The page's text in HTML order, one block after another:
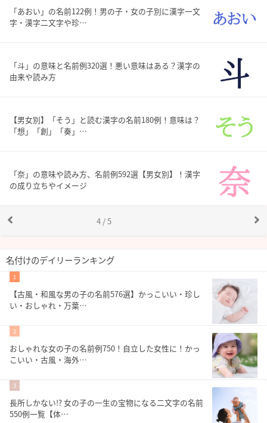
「あおい」の名前122例！男の子・女の子別に漢字一文
字・漢字二文字や珍…
「斗」の意味と名前例320選！悪い意味はある？漢字の
由来や読み方
【男女別】「そう」と読む漢字の名前180例！意味は？
「想」「創」「奏」…
「奈」の意味や読み方、名前例592選【男女別】！漢字
の成り立ちやイメージ
4 / 5
名付けのデイリーランキング
1
【古風・和風な男の子の名前576選】かっこいい・珍し
い・おしゃれ・万葉…
2
おしゃれな女の子の名前例750！自立した女性に！かっ
こいい・古風・海外…
3
長所しかない!? 女の子の一生の宝物になる二文字の名前
550例一覧【体…